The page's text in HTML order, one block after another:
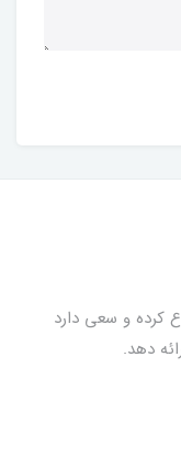
را شروع کرده و سعی دارد
دهد.